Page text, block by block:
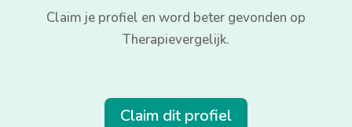
Claim je profiel en word beter gevonden op
Therapievergelijk.
Claim dit profiel